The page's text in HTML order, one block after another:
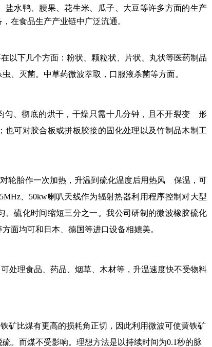
盐水鸭、腰果、花生米、瓜子、大豆等许多方面的生产
在食品生产产业链中广泛流通。
以下几个方面：粉状、颗粒状、片状、丸状等医药制品
虫、灭菌。中草药微波萃取，口服液杀菌等方面。
匀、彻底的烘干，干燥只需十几分钟，且不开裂变 形
也可对胶合板或拼板胶接的固化处理以及竹制品木制工
轮胎作一次加热，升温到硫化温度后用热风 保温，可
、50kw喇叭天线作为辐射热器利用程序控制对大型
硫化时间缩短三分之一。我公司研制 的微波橡胶硫化
面均可和日本、德国等进口设备相媲美。
处理食品、药品、烟草、木材等，升温速度快不受物料
矿比煤有更高的损耗角正切，因此利用微波可使黄铁矿
。 而煤不受影响。理想方法是以持续时间为0.1秒的脉